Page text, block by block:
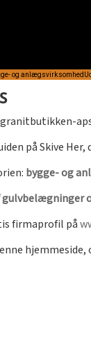
på Skive
bygge- og
firmaprofil på
og anlægsvirksomhed